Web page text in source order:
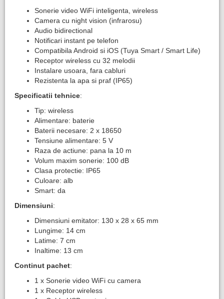
Sonerie video WiFi inteligenta, wireless
Camera cu night vision (infrarosu)
Audio bidirectional
Notificari instant pe telefon
Compatibila Android si iOS (Tuya Smart / Smart Life)
Receptor wireless cu 32 melodii
Instalare usoara, fara cabluri
Rezistenta la apa si praf (IP65)
Specificatii tehnice:
Tip: wireless
Alimentare: baterie
Baterii necesare: 2 x 18650
Tensiune alimentare: 5 V
Raza de actiune: pana la 10 m
Volum maxim sonerie: 100 dB
Clasa protectie: IP65
Culoare: alb
Smart: da
Dimensiuni:
Dimensiuni emitator: 130 x 28 x 65 mm
Lungime: 14 cm
Latime: 7 cm
Inaltime: 13 cm
Continut pachet:
1 x Sonerie video WiFi cu camera
1 x Receptor wireless